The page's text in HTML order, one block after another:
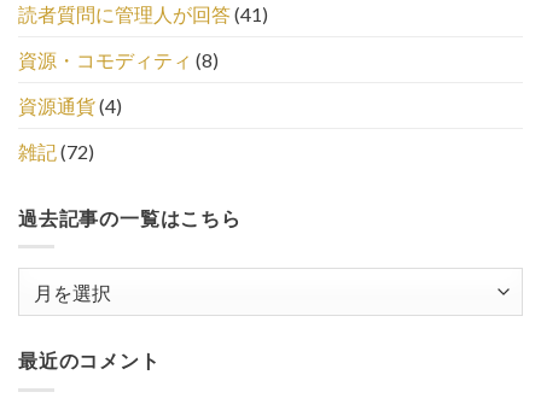
読者質問に管理人が回答(41)
資源・コモディティ (8)
資源通貨(4)
雑記(72)
過去記事の一覧はこちら
事
の
最近のコメント